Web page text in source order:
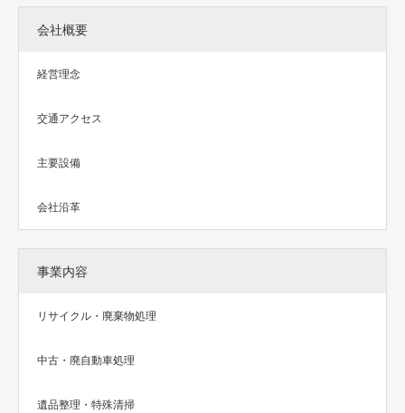
会社概要
経営理念
交通アクセス
主要設備
会社沿革
事業内容
リサイクル・廃棄物処理
中古・廃自動車処理
遺品整理・特殊清掃